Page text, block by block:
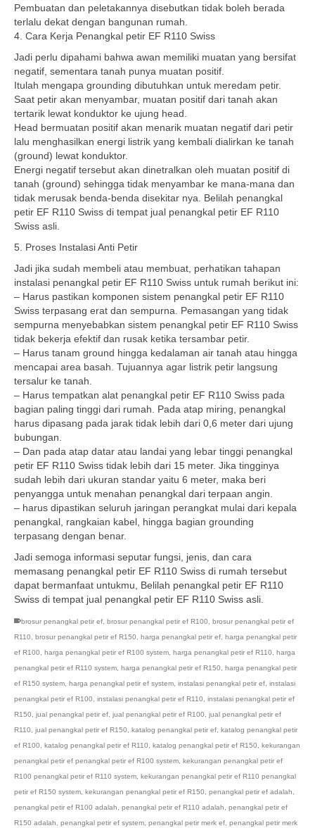
Pembuatan dan peletakannya disebutkan tidak boleh berada
terlalu dekat dengan bangunan rumah.
4. Cara Kerja Penangkal petir EF R110 Swiss
Jadi perlu dipahami bahwa awan memiliki muatan yang bersifat
negatif, sementara tanah punya muatan positif.
Itulah mengapa grounding dibutuhkan untuk meredam petir.
Saat petir akan menyambar, muatan positif dari tanah akan
tertarik lewat konduktor ke ujung head.
Head bermuatan positif akan menarik muatan negatif dari petir
lalu menghasilkan energi listrik yang kembali dialirkan ke tanah
(ground) lewat konduktor.
Energi negatif tersebut akan dinetralkan oleh muatan positif di
tanah (ground) sehingga tidak menyambar ke mana-mana dan
tidak merusak benda-benda disekitar nya. Belilah penangkal
petir EF R110 Swiss di tempat jual penangkal petir EF R110
Swiss asli.
5. Proses Instalasi Anti Petir
Jadi jika sudah membeli atau membuat, perhatikan tahapan
instalasi penangkal petir EF R110 Swiss untuk rumah berikut ini:
– Harus pastikan komponen sistem penangkal petir EF R110
Swiss terpasang erat dan sempurna. Pemasangan yang tidak
sempurna menyebabkan sistem penangkal petir EF R110 Swiss
tidak bekerja efektif dan rusak ketika tersambar petir.
– Harus tanam ground hingga kedalaman air tanah atau hingga
mencapai area basah. Tujuannya agar listrik petir langsung
tersalur ke tanah.
– Harus tempatkan alat penangkal petir EF R110 Swiss pada
bagian paling tinggi dari rumah. Pada atap miring, penangkal
harus dipasang pada jarak tidak lebih dari 0,6 meter dari ujung
bubungan.
– Dan pada atap datar atau landai yang lebar tinggi penangkal
petir EF R110 Swiss tidak lebih dari 15 meter. Jika tingginya
sudah lebih dari ukuran standar yaitu 6 meter, maka beri
penyangga untuk menahan penangkal dari terpaan angin.
– harus dipastikan seluruh jaringan perangkat mulai dari kepala
penangkal, rangkaian kabel, hingga bagian grounding
terpasang dengan benar.
Jadi semoga informasi seputar fungsi, jenis, dan cara
memasang penangkal petir EF R110 Swiss di rumah tersebut
dapat bermanfaat untukmu, Belilah penangkal petir EF R110
Swiss di tempat jual penangkal petir EF R110 Swiss asli.
brosur penangkal petir ef brosur penangkal petir ef R100
brosur penangkal petir ef
R110
brosur penangkal petir ef R150 harga penangkal petir ef harga penangkal petir
ef R100
harga penangkal petir ef R100 system harga penangkal petir ef R110
harga
penangkal petir ef R110 system harga penangkal petir ef R150
harga penangkal petir
ef R150 system harga penangkal petir ef system instalasi penangkal petir ef instalasi
penangkal petir ef R100
instalasi penangkal petir ef R110
instalasi penangkal petir ef
R150
jual penangkal petir ef jual penangkal petir ef R100
jual penangkal petir ef
R110
jual penangkal petir ef R150 katalog penangkal petir ef katalog penangkal petir
ef R100
katalog penangkal petir ef R110 katalog penangkal petir ef R150
kekurangan
penangkal petir ef penangkal petir ef R100 system kekurangan penangkal petir ef
R100 penangkal petir ef R110 system kekurangan penangkal petir ef R110 penangkal
petir ef R150 system kekurangan penangkal petir ef R150 penangkal petir ef adalah
penangkal petir ef R100 adalah
penangkal petir ef R110 adalah
penangkal petir ef
R150 adalah
penangkal petir ef system penangkal petir merk ef penangkal petir merk